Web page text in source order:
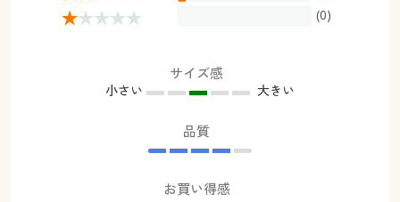
よくある質問とお問い合わせ
(0)
サイズ感
小さい 大きい
品質
お買い得感